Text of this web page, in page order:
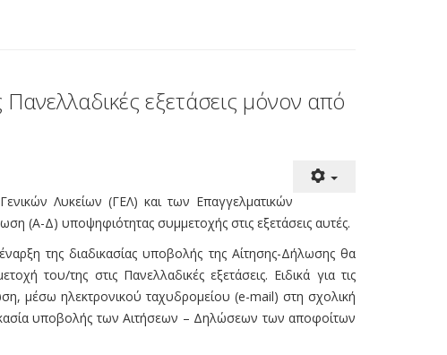
εξετάσεις μόνον από
Λυκείων (ΓΕΛ) και των Επαγγελματικών
(Α-Δ) υποψηφιότητας συμμετοχής στις εξετάσεις αυτές.
της διαδικασίας υποβολής της Αίτησης-Δήλωσης θα
του/της στις Πανελλαδικές εξετάσεις. Ειδικά για τις
μέσω ηλεκτρονικού ταχυδρομείου (e-mail) στη σχολική
υποβολής των Αιτήσεων – Δηλώσεων των αποφοίτων